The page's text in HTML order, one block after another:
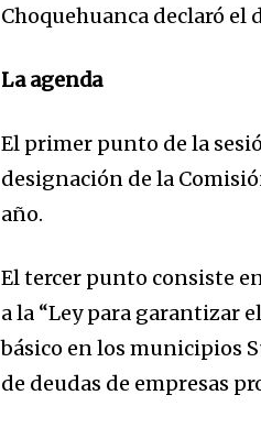
Choquehuanca declaró el
La agenda
El primer punto de la
designación de la
año.
El tercer punto consiste
a la “Ley para garantizar
básico en los municipios
de deudas de empresas